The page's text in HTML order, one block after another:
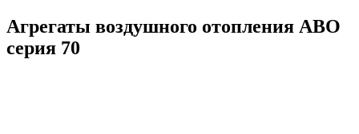
Агрегаты воздушного отопления АВО
серия 70